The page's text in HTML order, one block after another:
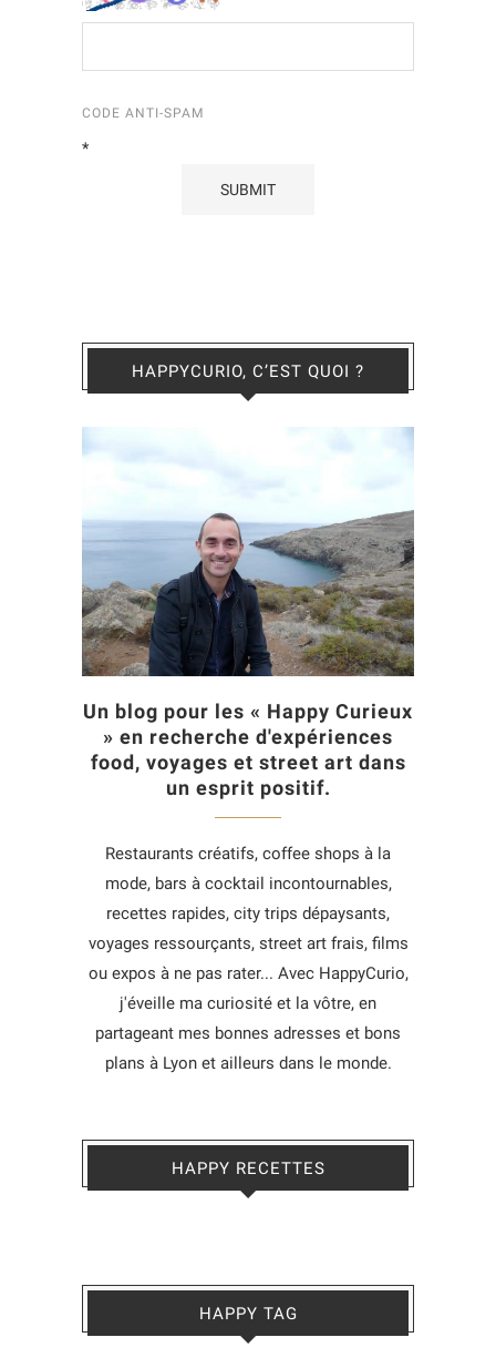
CODE ANTI-SPAM
*
HAPPYCURIO, C’EST QUOI ?
Un blog pour les « Happy Curieux
» en recherche d'expériences
food, voyages et street art dans
un esprit positif.
Restaurants créatifs, coffee shops à la
mode, bars à cocktail incontournables,
recettes rapides, city trips dépaysants,
voyages ressourçants, street art frais, films
ou expos à ne pas rater... Avec HappyCurio,
j'éveille ma curiosité et la vôtre, en
partageant mes bonnes adresses et bons
plans à Lyon et ailleurs dans le monde.
HAPPY RECETTES
HAPPY TAG